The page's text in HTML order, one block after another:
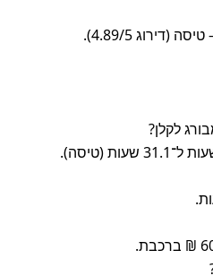
(דירוג 4.89/5).
לקלן?